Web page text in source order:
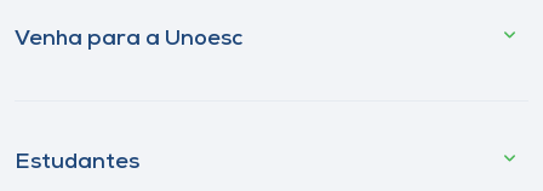
Venha para a Unoesc
Estudantes